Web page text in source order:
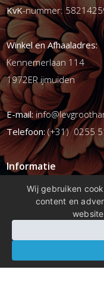
KvK-nummer:
Winkel en Afhaaladres:
Kennemerlaan 114
1972ER ijmuiden
E-mail:
Telefoon:(+31) 0255
Informatie
Mijn account
Wij gebruiken
content en